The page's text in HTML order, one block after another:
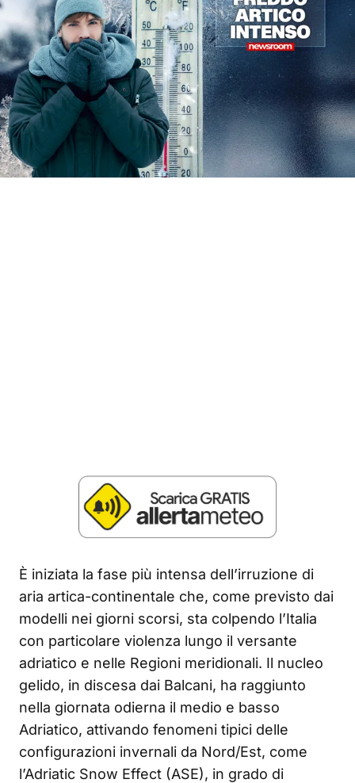
È iniziata la fase più intensa dell’irruzione di
aria artica-continentale che, come previsto dai
modelli nei giorni scorsi, sta colpendo l’Italia
con particolare violenza lungo il versante
adriatico e nelle Regioni meridionali. Il nucleo
gelido, in discesa dai Balcani, ha raggiunto
nella giornata odierna il medio e basso
Adriatico, attivando fenomeni tipici delle
configurazioni invernali da Nord/Est, come
l’Adriatic Snow Effect (ASE), in grado di